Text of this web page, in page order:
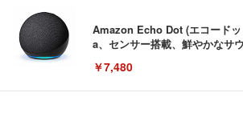
Amazon Echo Dot (エコード
a、センサー搭載、鮮やかなサ
￥7,480